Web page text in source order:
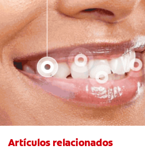
Artículos relacionados